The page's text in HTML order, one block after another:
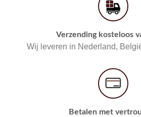
Verzending kosteloos
Wij leveren in Nederland,
Betalen met